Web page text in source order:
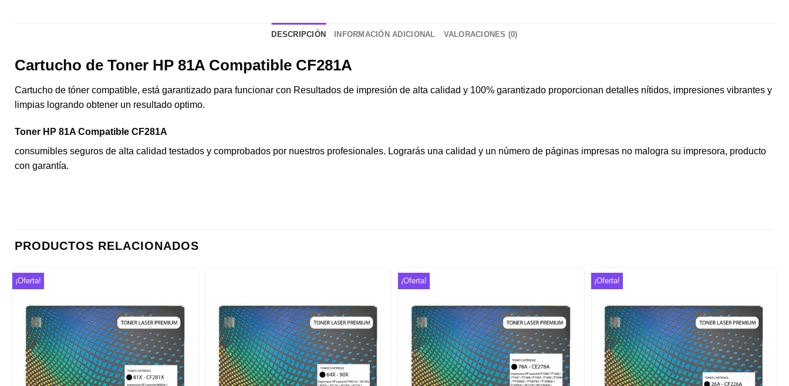
DESCRIPCIÓN INFORMACIÓN ADICIONAL VALORACIONES (0)
Cartucho de Toner HP 81A Compatible CF281A
Cartucho de tóner compatible, está garantizado para funcionar con Resultados de impresión de alta calidad y 100% garantizado proporcionan detalles nítidos, impresiones vibrantes y
limpias logrando obtener un resultado optimo.
Toner HP 81A Compatible CF281A
consumibles seguros de alta calidad testados y comprobados por nuestros profesionales. Lograrás una calidad y un número de páginas impresas no malogra su impresora, producto
con garantía.
PRODUCTOS RELACIONADOS
¡Oferta!
Añadir
a la
lista de
deseos
Añadir
a la
lista de
deseos
¡Oferta!
Añadir
a la
lista de
deseos
¡Oferta!
Añadir
a la
lista de
deseos